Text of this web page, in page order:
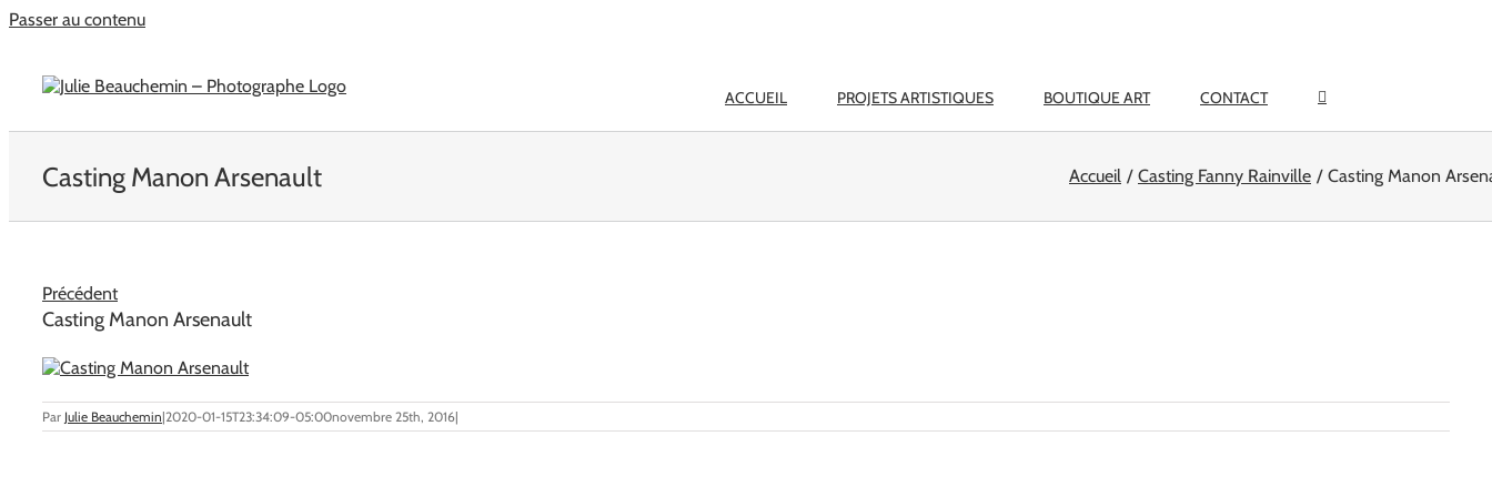
Passer au contenu
ACCUEIL PROJETS ARTISTIQUES BOUTIQUE ART CONTACT
Casting Manon Arsenault Accueil Casting Fanny Rainville Casting Manon
Précédent
Casting Manon Arsenault
Par Julie Beauchemin|2020-01-15T23:34:09-05:00novembre 25th, 2016|